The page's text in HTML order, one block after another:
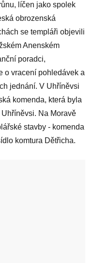
líčen jako spolek
obrozenská
se templáři objevili
Anenském
poradci,
o vracení pohledávek a
jednání. V Uhříněvsi
komenda, která byla
Na Moravě
stavby - komenda
komtura Dětřicha.